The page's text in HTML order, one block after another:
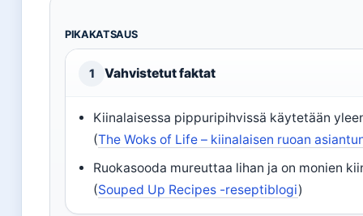
PIKAKATSAUS
1 Vahvistetut faktat
Kiinalaisessa pippuripihvissä käytetään
(The Woks of Life – kiinalaisen ruoan
Ruokasooda mureuttaa lihan ja on monien
(Souped Up Recipes -reseptiblogi)